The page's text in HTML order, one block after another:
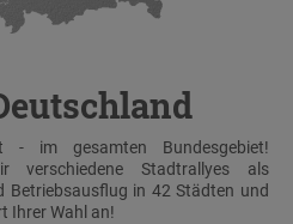
im gesamten Bundesgebiet!
verschiedene Stadtrallyes als
Betriebsausflug in 42 Städten und
Ihrer Wahl an!